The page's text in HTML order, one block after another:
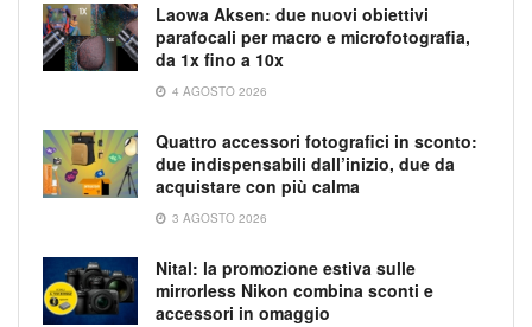
Laowa Aksen: due nuovi obiettivi
parafocali per macro e microfotografia,
da 1x fino a 10x
4 AGOSTO 2026
Quattro accessori fotografici in sconto:
due indispensabili dall’inizio, due da
acquistare con più calma
3 AGOSTO 2026
Nital: la promozione estiva sulle
mirrorless Nikon combina sconti e
accessori in omaggio